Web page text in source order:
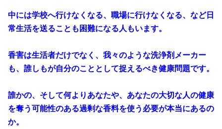
中には学校へ行けなくなる、職場に行けなくなる、など日
常生活を送ることも困難になる人もいます。
香害は生活者だけでなく、我々のような洗浄剤メーカー
も、誰しもが自分のこととして捉えるべき健康問題です。
誰かの、そして何よりあなたや、あなたの大切な人の健康
を奪う可能性のある過剰な香料を使う必要が本当にあるの
か。